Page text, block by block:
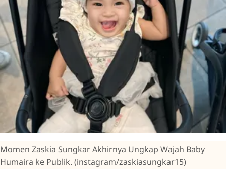
Momen Zaskia Sungkar Akhirnya Ungkap Wajah Baby
Humaira ke Publik. (instagram/zaskiasungkar15)